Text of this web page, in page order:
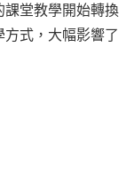
課堂教學開始轉換
式，大幅影響了